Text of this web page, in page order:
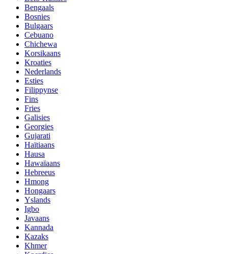
Bengaals
Bosnies
Bulgaars
Cebuano
Chichewa
Korsikaans
Kroaties
Nederlands
Esties
Filippynse
Fins
Fries
Galisies
Georgies
Gujarati
Haïtiaans
Hausa
Hawaïaans
Hebreeus
Hmong
Hongaars
Yslands
Igbo
Javaans
Kannada
Kazaks
Khmer